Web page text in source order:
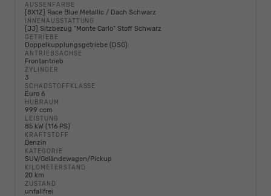
AUSSENFARBE
[8X1Z] Race Blue Metallic / Dach Schwarz
INNENAUSSTATTUNG
[JJ] Sitzbezug "Monte Carlo" Stoff Schwarz
GETRIEBE
Doppelkupplungsgetriebe (DSG)
ANTRIEBSACHSE
Frontantrieb
ZYLINDER
3
SCHADSTOFFKLASSE
Euro 6
HUBRAUM
999 ccm
LEISTUNG
85 kW (116 PS)
KRAFTSTOFF
Benzin
KATEGORIE
SUV/Geländewagen/Pickup
KILOMETERSTAND
20 km
ZUSTAND
unfallfrei